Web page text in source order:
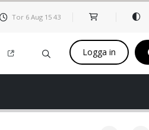
Tor 6 Aug 15 43
Logga in